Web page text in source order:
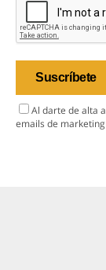
Al darte de alta
emails de